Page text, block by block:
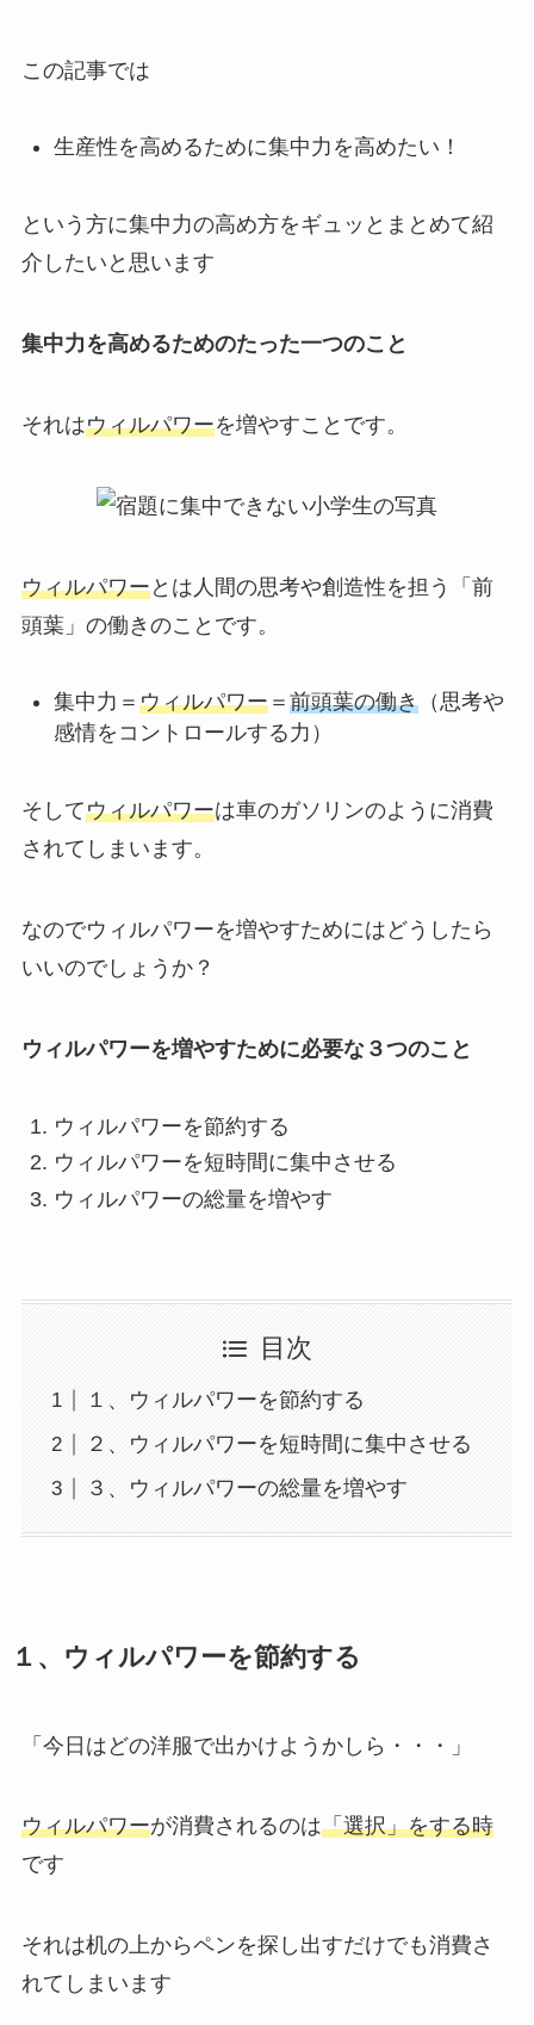
この記事では
生産性を高めるために集中力を高めたい！
という方に集中力の高め方をギュッとまとめて紹
介したいと思います
集中力を高めるためのたった一つのこと
それはウィルパワーを増やすことです。
ウィルパワーとは人間の思考や創造性を担う「前
頭葉」の働きのことです。
集中力 ＝ ウィルパワー＝ 前頭葉の働き（思考や
感情をコントロールする力）
そしてウィルパワーは車のガソリンのように消費
されてしまいます。
なのでウィルパワーを増やすためにはどうしたら
いいのでしょうか？
ウィルパワーを増やすために必要な３つのこと
ウィルパワーを節約する
ウィルパワーを短時間に集中させる
ウィルパワーの総量を増やす
目次
１、ウィルパワーを節約する
２、ウィルパワーを短時間に集中させる
３、ウィルパワーの総量を増やす
１、ウィルパワーを節約する
「今日はどの洋服で出かけようかしら・・・」
ウィルパワーが消費されるのは「選択」をする時
です
それは机の上からペンを探し出すだけでも消費さ
れてしまいます